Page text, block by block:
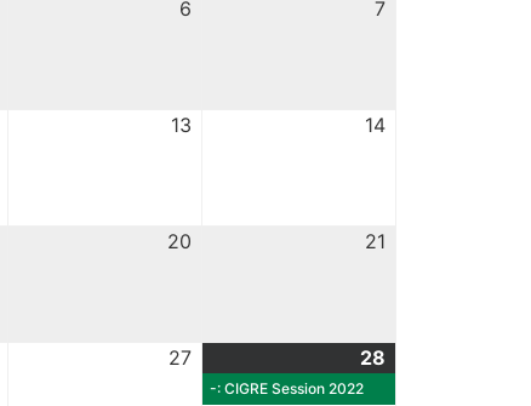
6 7
13 14
20 21
27 28
-: CIGRE Session 2022